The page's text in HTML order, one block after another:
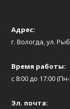
Адрес:
г. Вологда, ул.
Время работы:
с 8:00 до 17:00
Эл. почта: